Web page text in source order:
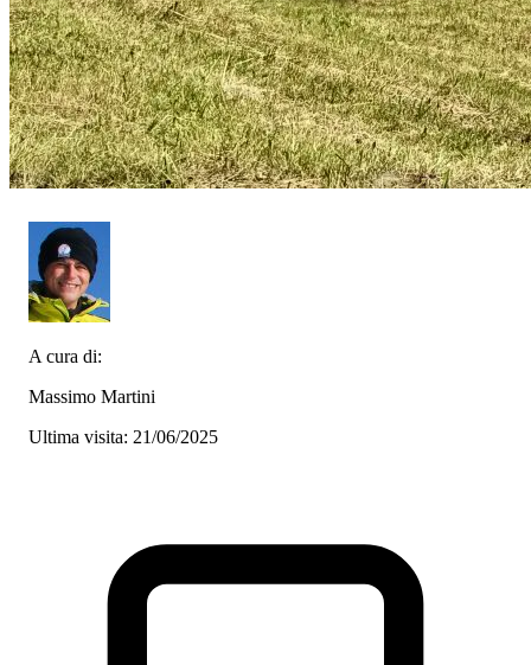
A cura di:
Massimo Martini
Ultima visita: 21/06/2025